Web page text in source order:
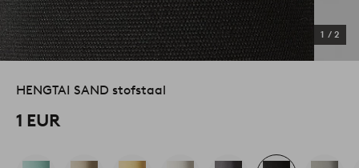
1 / 2
HENGTAI SAND stofstaal
1 EUR